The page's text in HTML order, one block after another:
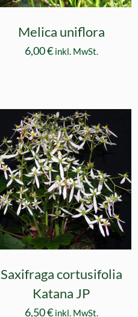
Melica uniflora
6,00€ inkl. MwSt.
Saxifraga cortusifolia
Katana JP
6,50€ inkl. MwSt.